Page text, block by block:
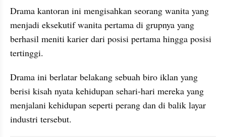
Drama kantoran ini mengisahkan seorang wanita yang
menjadi eksekutif wanita pertama di grupnya yang
berhasil meniti karier dari posisi pertama hingga posisi
tertinggi.
Drama ini berlatar belakang sebuah biro iklan yang
berisi kisah nyata kehidupan sehari-hari mereka yang
menjalani kehidupan seperti perang dan di balik layar
industri tersebut.